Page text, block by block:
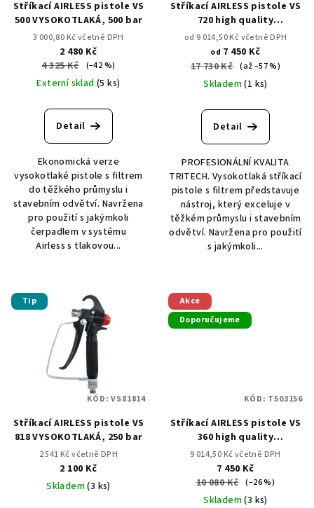
Stříkací AIRLESS pistole VS
500 VYSOKOTLAKÁ, 500 bar
3 000,80 Kč včetně DPH
2 480 Kč
4 325 Kč
(–42 %)
Externí sklad(5 ks)
Detail
Ekonomická verze
vysokotlaké pistole s filtrem
do těžkého průmyslu i
stavebním odvětví. Navržena
pro použití s jakýmkoli
čerpadlem v systému
Airless s tlakovou...
Stříkací AIRLESS pistole VS
720 high quality
VYSOKOTLAKÁ, 500 bar
od 9 014,50 Kč včetně DPH
od 7 450 Kč
17 730 Kč (až –57 %)
Skladem(1 ks)
Detail
PROFESIONÁLNÍ KVALITA
TRITECH. Vysokotlaká stříkací
pistole s filtrem představuje
nástroj, který exceluje v
těžkém průmyslu i stavebním
odvětví. Navržena pro použití
s jakýmkoli...
Tip
Stříkací AIRLESS pistole VS
818 VYSOKOTLAKÁ, 250 bar
2 541 Kč včetně DPH
2 100 Kč
Skladem(3 ks)
KÓD:VS81814
Akce
Doporučujeme
Stříkací AIRLESS pistole VS
360 high quality
VYSOKOTLAKÁ, 245 bar
9 014,50 Kč včetně DPH
7 450 Kč
10 080 Kč (–26 %)
Skladem(3 ks)
KÓD: T503156